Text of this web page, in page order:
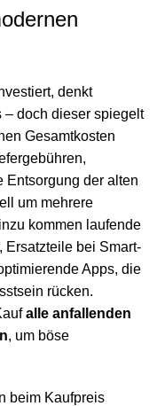
denkt
– doch dieser spiegelt
Gesamtkosten
Entsorgung der alten
um mehrere
kommen laufende
Ersatzteile bei Smart-
Apps, die
rücken.
alle anfallenden
, um böse
beim Kaufpreis